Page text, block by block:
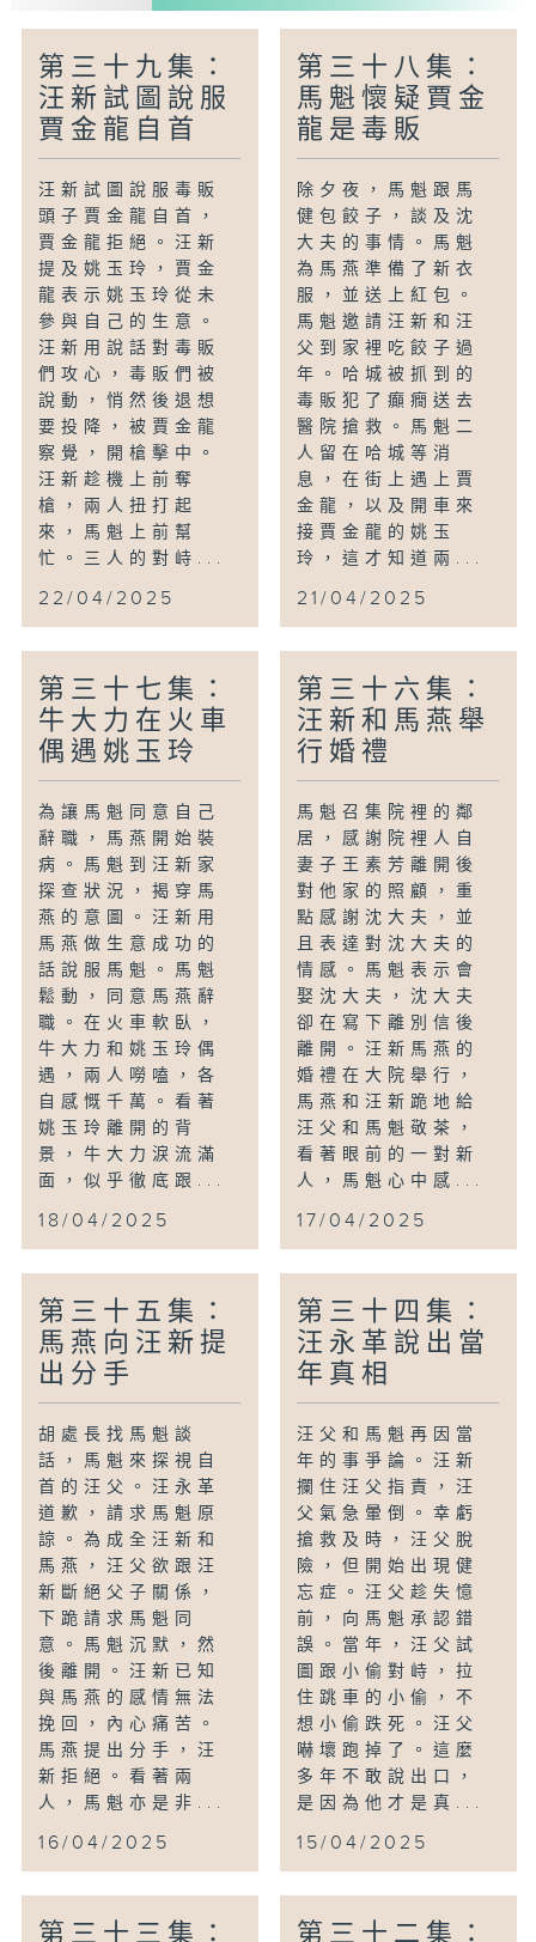
第三十九集：
汪新試圖說服
賈金龍自首
汪新試圖說服毒販
頭子賈金龍自首，
賈金龍拒絕。汪新
提及姚玉玲，賈金
龍表示姚玉玲從未
參與自己的生意。
汪新用說話對毒販
們攻心，毒販們被
說動，悄然後退想
要投降，被賈金龍
察覺，開槍擊中。
汪新趁機上前奪
槍，兩人扭打起
來，馬魁上前幫
忙。三人的對峙...
22/04/2025
第三十八集：
馬魁懷疑賈金
龍是毒販
除夕夜，馬魁跟馬
健包餃子，談及沈
大夫的事情。馬魁
為馬燕準備了新衣
服，並送上紅包。
馬魁邀請汪新和汪
父到家裡吃餃子過
年。哈城被抓到的
毒販犯了癲癇送去
醫院搶救。馬魁二
人留在哈城等消
息，在街上遇上賈
金龍，以及開車來
接賈金龍的姚玉
玲，這才知道兩...
21/04/2025
第三十七集：
牛大力在火車
偶遇姚玉玲
為讓馬魁同意自己
辭職，馬燕開始裝
病。馬魁到汪新家
探查狀況，揭穿馬
燕的意圖。汪新用
馬燕做生意成功的
話說服馬魁。馬魁
鬆動，同意馬燕辭
職。在火車軟臥，
牛大力和姚玉玲偶
遇，兩人嘮嗑，各
自感慨千萬。看著
姚玉玲離開的背
景，牛大力淚流滿
面，似乎徹底跟...
18/04/2025
第三十六集：
汪新和馬燕舉
行婚禮
馬魁召集院裡的鄰
居，感謝院裡人自
妻子王素芳離開後
對他家的照顧，重
點感謝沈大夫，並
且表達對沈大夫的
情感。馬魁表示會
娶沈大夫，沈大夫
卻在寫下離別信後
離開。汪新馬燕的
婚禮在大院舉行，
馬燕和汪新跪地給
汪父和馬魁敬茶，
看著眼前的一對新
人，馬魁心中感...
17/04/2025
第三十五集：
馬燕向汪新提
出分手
胡處長找馬魁談
話，馬魁來探視自
首的汪父。汪永革
道歉，請求馬魁原
諒。為成全汪新和
馬燕，汪父欲跟汪
新斷絕父子關係，
下跪請求馬魁同
意。馬魁沉默，然
後離開。汪新已知
與馬燕的感情無法
挽回，內心痛苦。
馬燕提出分手，汪
新拒絕。看著兩
人，馬魁亦是非...
16/04/2025
第三十四集：
汪永革說出當
年真相
汪父和馬魁再因當
年的事爭論。汪新
攔住汪父指責，汪
父氣急暈倒。幸虧
搶救及時，汪父脫
險，但開始出現健
忘症。汪父趁失憶
前，向馬魁承認錯
誤。當年，汪父試
圖跟小偷對峙，拉
住跳車的小偷，不
想小偷跌死。汪父
嚇壞跑掉了。這麼
多年不敢說出口，
是因為他才是真...
15/04/2025
第三十三集： 第三十二集：